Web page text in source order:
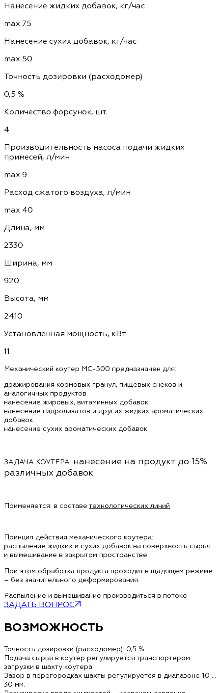
Нанесение жидких добавок, кг/час
max 75
Нанесение сухих добавок, кг/час
max 50
Точность дозировки (расходомер)
0,5 %
Количество форсунок, шт.
4
Производительность насоса подачи жидких
примесей, л/мин
max 9
Расход сжатого воздуха, л/мин
max 40
Длина, мм
2330
Ширина, мм
920
Высота, мм
2410
Установленная мощность, кВт
11
Механический коутер MC-500 предназначен для:
дражирования кормовых гранул, пищевых снеков и
аналогичных продуктов
нанесение жировых, витаминных добавок
нанесение гидролизатов и других жидких ароматических
добавок
нанесение сухих ароматических добавок
ЗАДАЧА КОУТЕРА: нанесение на продукт до 15%
различных добавок
Применяется: в составе технологических линий
Принцип действия механического коутера:
распыление жидких и сухих добавок на поверхность сырья
и вымешивание в закрытом пространстве.
При этом обработка продукта проходит в щадящем режиме
– без значительного деформирования.
Распыление и вымешивание производиться в потоке
ЗАДАТЬ ВОПРОС
ВОЗМОЖНОСТЬ
Точность дозировки (расходомер): 0,5 %
Подача сырья в коутер регулируется транспортером
загрузки в шахту коутера.
Зазор в перегородках шахты регулируется в диапазоне 10 ...
30 мм.